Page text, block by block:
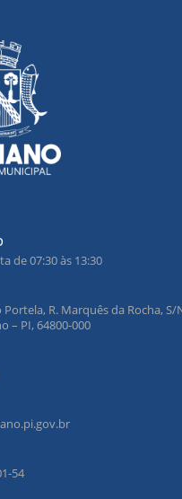
de 07:30 às 13:30
R. Marquês da Rocha, S/
– PI, 64800-000
54